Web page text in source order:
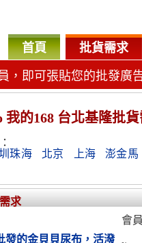
首頁 批貨需求
，即可張貼您的批發廣
我的168 台北基隆批
珠海 北京 上海 澎金馬
求
會員
發的金貝貝尿布，活潑